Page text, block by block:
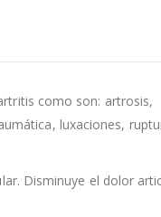
como son: artrosis,
luxaciones,
Disminuye el dolor